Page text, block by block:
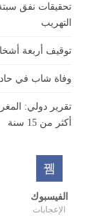
تحقيقات نفق
التهريب
توقيف أربعة
وفاة شاب في
تقرير دولي:
أكثر من 15 سنة
الفيسبوك
الإعجابات